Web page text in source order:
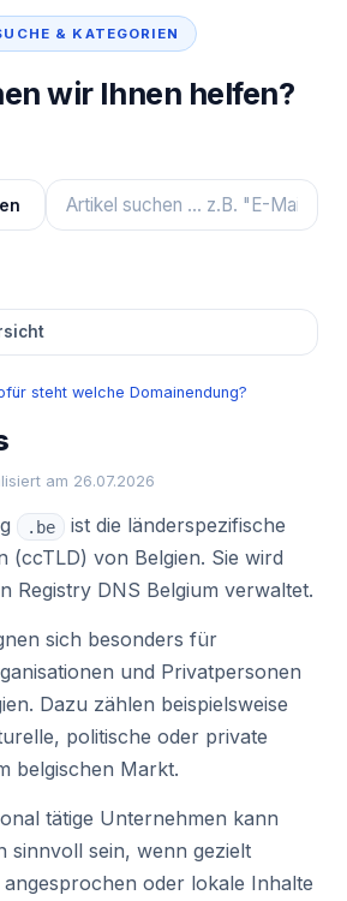
& KATEGORIEN
wir Ihnen helfen?
steht welche Domainendung?
am 26.07.2026
.be
ist die länderspezifische
(ccTLD) von Belgien. Sie wird
Registry DNS Belgium verwaltet.
sich besonders für
und Privatpersonen
Dazu zählen beispielsweise
politische oder private
belgischen Markt.
tätige Unternehmen kann
sinnvoll sein, wenn gezielt
angesprochen oder lokale Inhalte